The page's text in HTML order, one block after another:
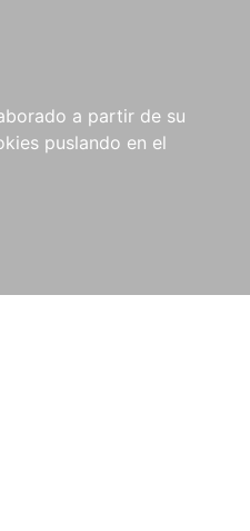
a partir de su
puslando en el
COMPRAS
INSTITUCIONALES